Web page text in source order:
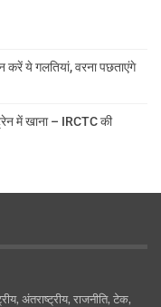
ये गलतियां, वरना पछताएंगे
में खाना – IRCTC की
अंतराष्ट्रीय, राजनीति, टेक,